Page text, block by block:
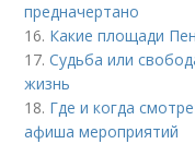
предначертано
16. Какие площади
17.Судьба или
жизнь
18. Где и когда
афиша мероприятий